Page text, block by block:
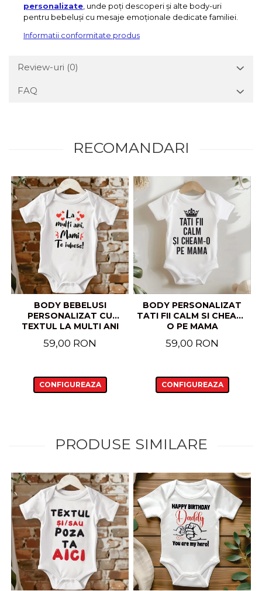
personalizate , unde poți descoperi și alte body-uri
pentru bebeluși cu mesaje emoționale dedicate familiei.
Informatii conformitate produs
Review-uri (0)
FAQ
RECOMANDARI
BODY BEBELUSI
PERSONALIZAT CU
TEXTUL LA MULTI ANI
59,00 RON
CONFIGUREAZA
BODY PERSONALIZAT
TATI FII CALM SI CHEAM-
O PE MAMA
59,00 RON
CONFIGUREAZA
PRODUSE SIMILARE